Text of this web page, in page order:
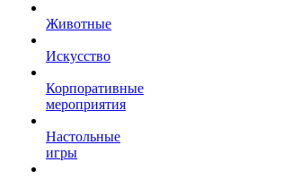
Животные
Искусство
Корпоративные
мероприятия
Настольные
игры